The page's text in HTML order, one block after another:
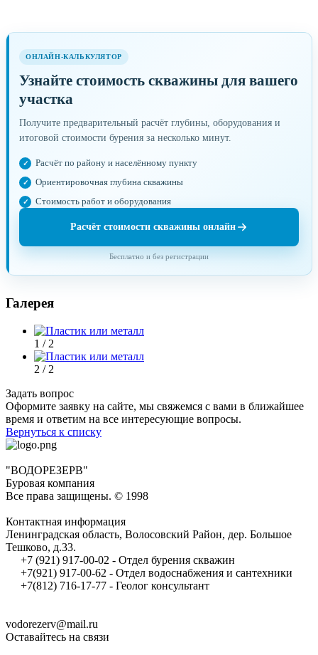
ОНЛАЙН-КАЛЬКУЛЯТОР
Узнайте стоимость скважины для вашего
участка
Получите предварительный расчёт глубины, оборудования и
итоговой стоимости бурения за несколько минут.
Расчёт по району и населённому пункту
Ориентировочная глубина скважины
Стоимость работ и оборудования
Расчёт стоимости скважины онлайн
Бесплатно и без регистрации
Галерея
1 / 2
2 / 2
Задать вопрос
Оформите заявку на сайте, мы свяжемся с вами в ближайшее
время и ответим на все интересующие вопросы.
Вернуться к списку
"ВОДОРЕЗЕРВ"
Буровая компания
Все права защищены. © 1998
Контактная информация
Ленинградская область, Волосовский Район, дер. Большое
Тешково, д.33.
+7 (921) 917-00-02 - Отдел бурения скважин
+7(921) 917-00-62 - Отдел водоснабжения и сантехники
+7(812) 716-17-77 - Геолог консультант
vodorezerv@mail.ru
Оставайтесь на связи